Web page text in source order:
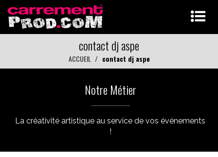
contact dj aspe
ACCUEIL contact dj aspe
Notre Métier
La créativité artistique au service de vos événements
!